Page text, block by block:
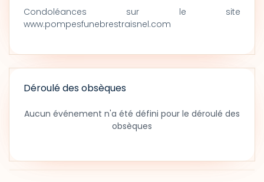
Condoléances sur le site
www.pompesfunebrestraisnel.com
Déroulé des obsèques
Aucun événement n'a été défini pour le déroulé des
obsèques